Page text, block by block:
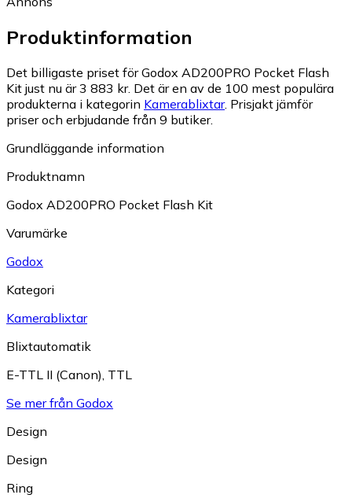
Produktinformation
Det billigaste priset för Godox AD200PRO Pocket Flash
Kit just nu är 3 883 kr. Det är en av de 100 mest populära
produkterna i kategorin Kamerablixtar. Prisjakt jämför
priser och erbjudande från 9 butiker.
Grundläggande information
Produktnamn
Godox AD200PRO Pocket Flash Kit
Varumärke
Godox
Kategori
Kamerablixtar
Blixtautomatik
E-TTL II (Canon), TTL
Se mer från Godox
Design
Design
Ring